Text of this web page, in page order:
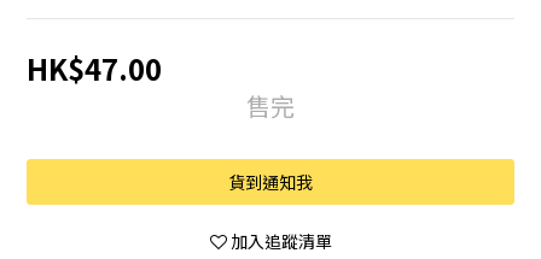
HK$47.00
售完
貨到通知我
加入追蹤清單